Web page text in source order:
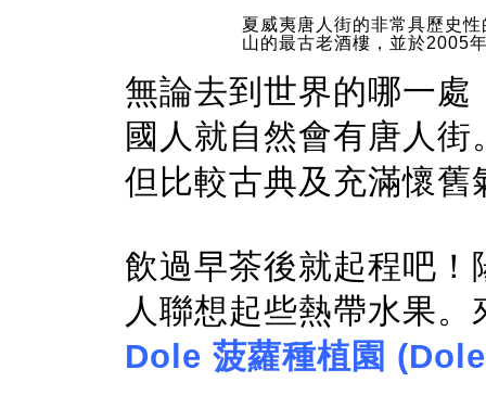
夏威夷唐人街的非常具歷史
山的最古老酒樓，並於2005
無論去到世界的哪一
國人就自然會有唐人街
但比較古典及充滿懷
飲過早茶後就起程吧
人聯想起些熱帶水果。
Dole 菠蘿種植園